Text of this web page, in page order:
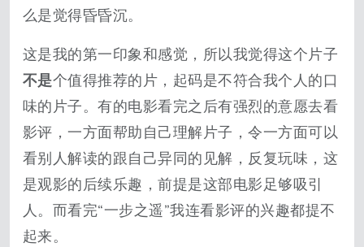
么是觉得昏昏沉。
这是我的第一印象和感觉，所以我觉得这个片子
不是个值得推荐的片，起码是不符合我个人的口
味的片子。有的电影看完之后有强烈的意愿去看
影评，一方面帮助自己理解片子，令一方面可以
看别人解读的跟自己异同的见解，反复玩味，这
是观影的后续乐趣，前提是这部电影足够吸引
人。而看完“一步之遥”我连看影评的兴趣都提不
起来。